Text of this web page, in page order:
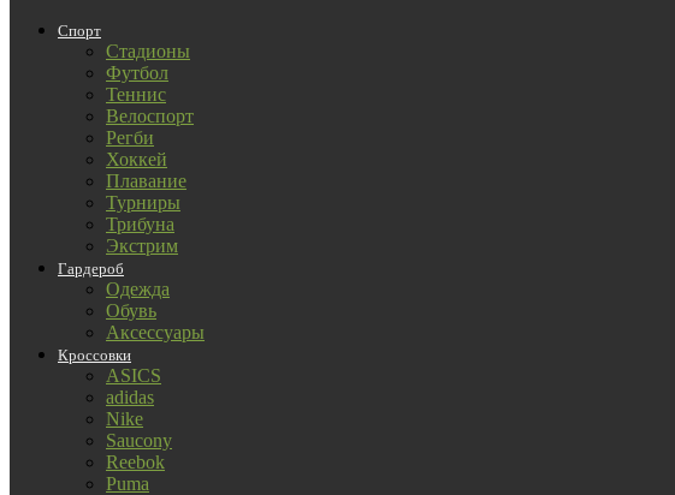
Спорт
Стадионы
Футбол
Теннис
Велоспорт
Регби
Хоккей
Плавание
Турниры
Трибуна
Экстрим
Гардероб
Одежда
Обувь
Аксессуары
Кроссовки
ASICS
adidas
Nike
Saucony
Reebok
Puma